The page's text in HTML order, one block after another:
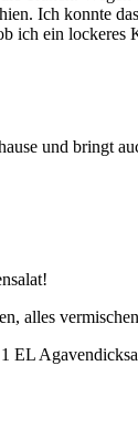
Ich konnte
ich ein lockeres
und bringt
alles
EL